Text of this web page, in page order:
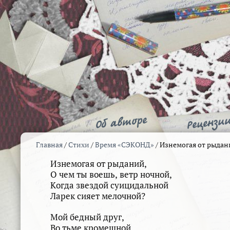
Главная/Стихи /Время «СЭКОНД» /Изнемогая от
Изнемогая от рыданий,
О чем ты воешь, ветр ночной,
Когда звездой суицидальной
Ларек сияет мелочной?
Мой бедный друг,